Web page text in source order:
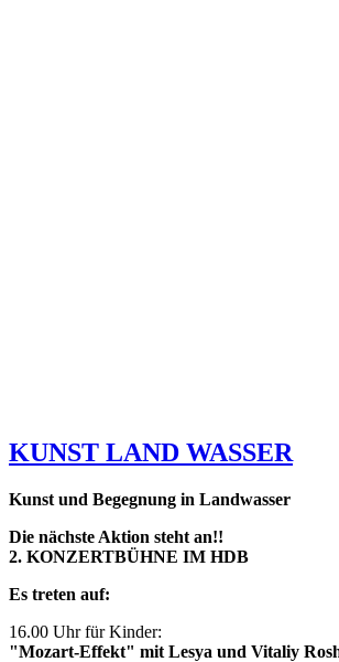
KUNST LAND WASSER
Kunst und Begegnung in Landwasser
Die nächste Aktion steht an!!
2. KONZERTBÜHNE IM HDB
Es treten auf:
16.00 Uhr für Kinder:
"Mozart-Effekt" mit Lesya und Vitaliy